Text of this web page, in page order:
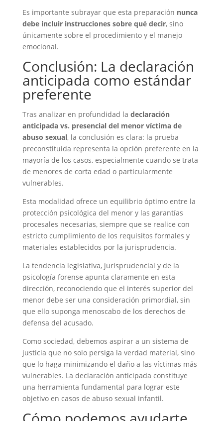
Es importante subrayar que esta preparación nunca
debe incluir instrucciones sobre qué decir, sino
únicamente sobre el procedimiento y el manejo
emocional.
Conclusión: La declaración
anticipada como estándar
preferente
Tras analizar en profundidad la declaración
anticipada vs. presencial del menor víctima de
abuso sexual, la conclusión es clara: la prueba
preconstituida representa la opción preferente en la
mayoría de los casos, especialmente cuando se trata
de menores de corta edad o particularmente
vulnerables.
Esta modalidad ofrece un equilibrio óptimo entre la
protección psicológica del menor y las garantías
procesales necesarias, siempre que se realice con
estricto cumplimiento de los requisitos formales y
materiales establecidos por la jurisprudencia.
La tendencia legislativa, jurisprudencial y de la
psicología forense apunta claramente en esta
dirección, reconociendo que el interés superior del
menor debe ser una consideración primordial, sin
que ello suponga menoscabo de los derechos de
defensa del acusado.
Como sociedad, debemos aspirar a un sistema de
justicia que no solo persiga la verdad material, sino
que lo haga minimizando el daño a las víctimas más
vulnerables. La declaración anticipada constituye
una herramienta fundamental para lograr este
objetivo en casos de abuso sexual infantil.